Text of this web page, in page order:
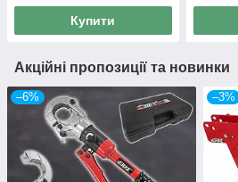
Купити
Акційні пропозиції та новинки
–6% –3%